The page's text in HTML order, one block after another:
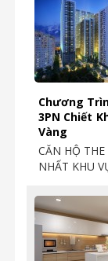
Chương
3PN Chiết
Vàng
CĂN HỘ
NHẤT KHU